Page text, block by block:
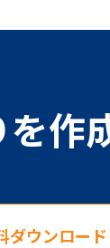
作
ダウンロード